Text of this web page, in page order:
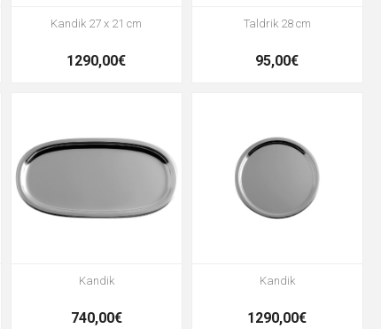
Kandik 27 x 21 cm
1290,00€
Taldrik 28 cm
95,00€
Kandik
740,00€
Kandik
1290,00€